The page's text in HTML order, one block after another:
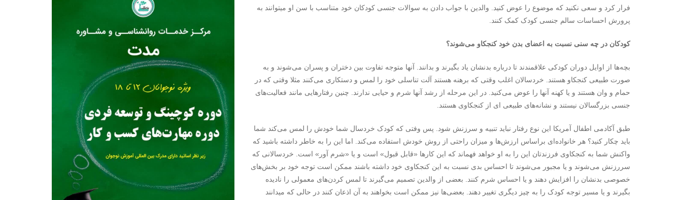
فرار کرد و سعی نکنید که موضوع را عوض کنید. والدین با جواب دادن به سوالات جنسی کودکان خود متناسب با سن او میتوانند به
پرورش احساسات سالم جنسی کودک کمک کنند.
کودکان در چه سنی نسبت به اعضای بدن خود کنجکاو می‌شوند؟
بچه‌‌ها از اوایل دوران کودکی علاقمندند تا درباره بدنشان یاد بگیرند و بدانند. آنها متوجه تفاوت بین دختران و پسران می‌شوند و به
صورت طبیعی کنجکاو هستند. خردسالان اغلب وقتی که برهنه هستند آلت تناسلی خود را لمس و دستکاری می‌کنند مثلا وقتی که در
حمام و وان هستند و یا کهنه آنها را عوض می‌کنید. در این مرحله از رشد آنها شرم و حیایی ندارند. چنین رفتارهایی مانند فعالیت‌های
جنسی بزرگسالان نیستند و نشانه‌های طبیعی ای از کنجکاوی هستند.
طبق آکادمی اطفال آمریکا این نوع رفتار نباید تنبیه و سرزنش شود. پس وفتی که کودک خردسال شما خودش را لمس می‌کند شما
باید چکار کنید؟ هر خانواده‌ای براساس ارزش‌ها و میزان راحتی از روش خودش استفاده می‌کند. اما این را به خاطر داشته باشید که
واکنش شما به کنجکاوی فرزندتان این را به او خواهد فهماند که این کارها «قابل قبول» است و یا «شرم آور» است. خردسالانی که
سررزنش می‌شوند و یا مجبور می‌شوند تا احساس بدی نسبت به این کنجکاوی خود داشته باشند ممکن است توجه خود بر بخش‌های
خصوصی بدنشان را افزایش دهند و یا احساس شرم کنند. بعضی از والدین تصمیم می‌گیرند تا لمس کردن‌‌های معمولی را نادیده
بگیرند و یا مسیر توجه کودک را به چیز دیگری تغییر دهند. بعضی‌‌ها نیز ممکن است بخواهند به آن اذعان کنند در حالی که میدانند